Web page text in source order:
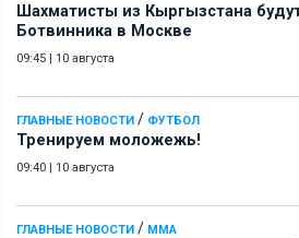
Шахматисты из Кыргызстана
Ботвинника в Москве
09:45 | 10 августа
ГЛАВНЫЕ НОВОСТИ / ФУТБОЛ
Тренируем моложежь!
09:40 | 10 августа
ГЛАВНЫЕ НОВОСТИ / ММА